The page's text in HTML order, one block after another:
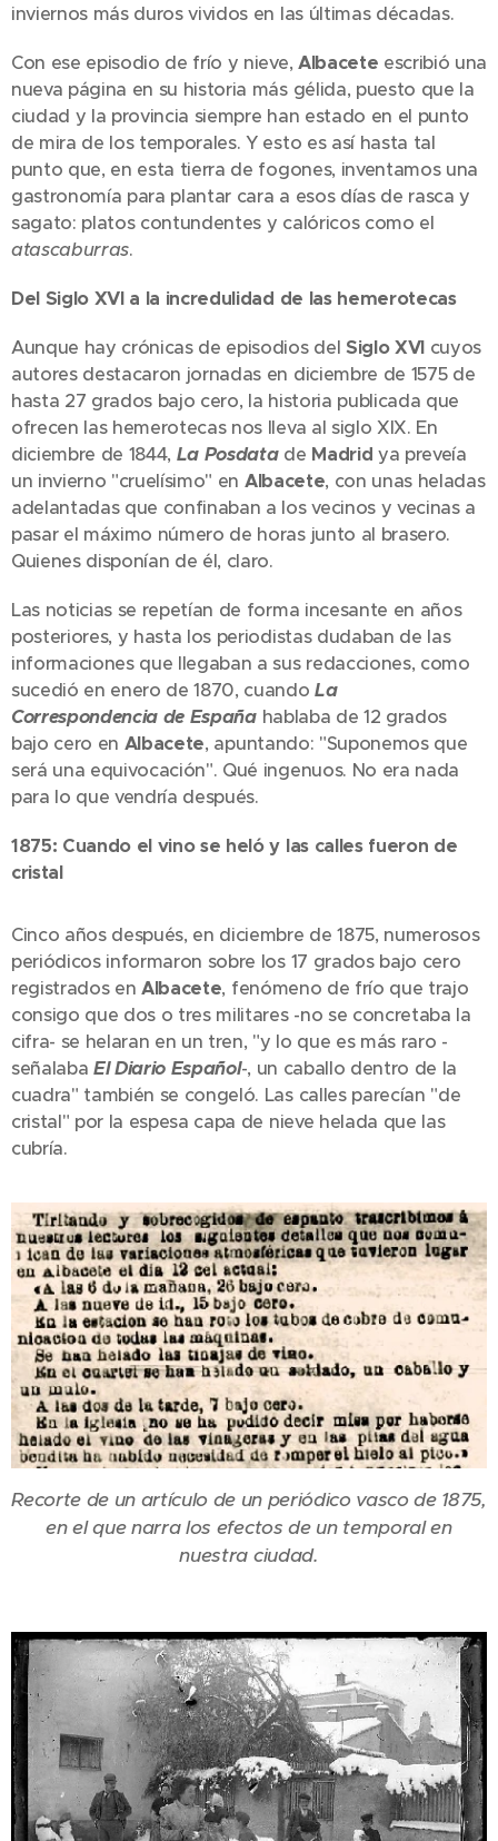
inviernos más duros vividos en las últimas décadas.
Con ese episodio de frío y nieve, Albacete escribió una
nueva página en su historia más gélida, puesto que la
ciudad y la provincia siempre han estado en el punto
de mira de los temporales. Y esto es así hasta tal
punto que, en esta tierra de fogones, inventamos una
gastronomía para plantar cara a esos días de rasca y
sagato: platos contundentes y calóricos como el
atascaburras.
Del Siglo XVI a la incredulidad de las hemerotecas
Aunque hay crónicas de episodios del Siglo XVIcuyos
autores destacaron jornadas en diciembre de 1575 de
hasta 27 grados bajo cero, la historia publicada que
ofrecen las hemerotecas nos lleva al siglo XIX. En
diciembre de 1844, La Posdatade Madrid ya preveía
un invierno "cruelísimo" en Albacete, con unas heladas
adelantadas que confinaban a los vecinos y vecinas a
pasar el máximo número de horas junto al brasero.
Quienes disponían de él, claro.
Las noticias se repetían de forma incesante en años
posteriores, y hasta los periodistas dudaban de las
informaciones que llegaban a sus redacciones, como
sucedió en enero de 1870, cuandoLa
Correspondencia de Españahablaba de 12 grados
bajo cero en Albacete, apuntando: "Suponemos que
será una equivocación". Qué ingenuos. No era nada
para lo que vendría después.
1875: Cuando el vino se heló y las calles fueron de
cristal
Cinco años después, en diciembre de 1875, numerosos
periódicos informaron sobre los 17 grados bajo cero
registrados enAlbacete, fenómeno de frío que trajo
consigo que dos o tres militares -no se concretaba la
cifra- se helaran en un tren, "y lo que es más raro -
señalabaEl Diario Español-, un caballo dentro de la
cuadra" también se congeló. Las calles parecían "de
cristal" por la espesa capa de nieve helada que las
cubría.
Recorte de un artículo de un periódico vasco de 1875,
en el que narra los efectos de un temporal en
nuestra ciudad.